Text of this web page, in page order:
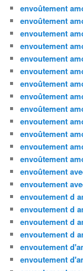
envoûtement
envoûtement
envoutement
envoutement
envoutement
envoutement
envoûtement
envoûtement
envoûtement
envoutement
envoûtement
envoutement
envoûtement
envoûtement
envoutement
envoutement d
envoutement d
envoutement d
envoutement d
envoutement
envoutement